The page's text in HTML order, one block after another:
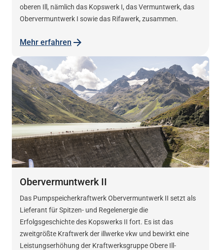
oberen Ill, nämlich das Kopswerk I, das Vermuntwerk, das
Obervermuntwerk I sowie das Rifawerk, zusammen.
Mehr erfahren
Obervermuntwerk II
Das Pumpspeicherkraftwerk Obervermuntwerk II setzt als
Lieferant für Spitzen- und Regelenergie die
Erfolgsgeschichte des Kopswerks II fort. Es ist das
zweitgrößte Kraftwerk der illwerke vkw und bewirkt eine
Leistungserhöhung der Kraftwerksgruppe Obere Ill-